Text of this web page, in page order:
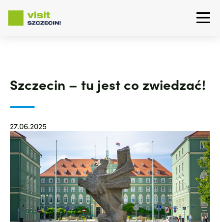
Szczecin – tu jest co zwiedzać!
27.06.2025